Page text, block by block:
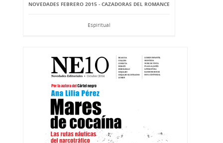
NOVEDADES FEBRERO 2015 - CAZADORAS DEL ROMANCE
Espiritual